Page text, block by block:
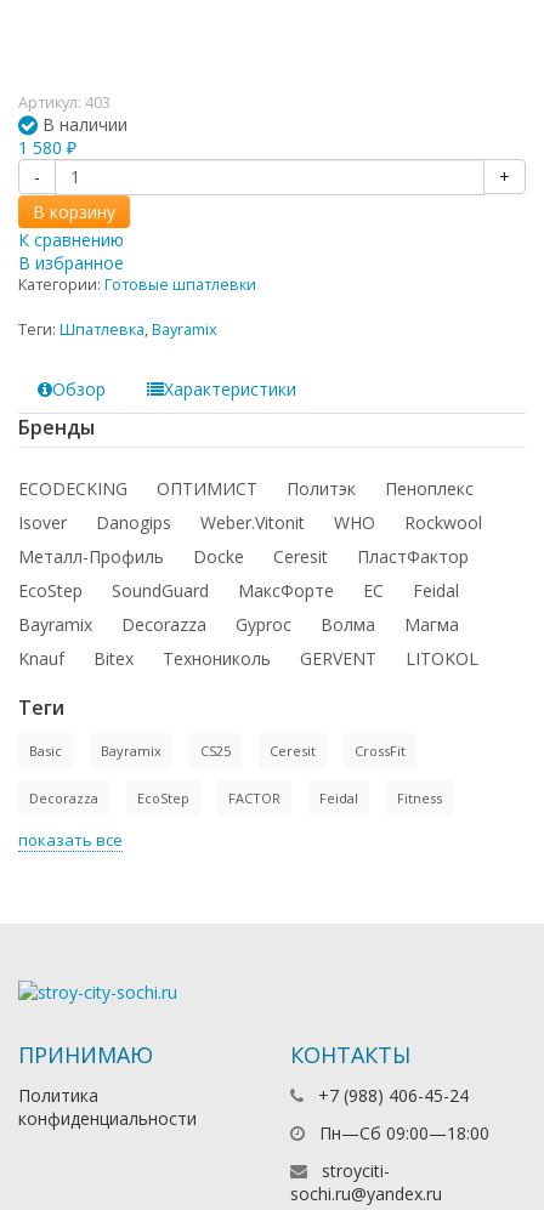
Артикул: 403
В наличии
1 580 ₽
-
+
В корзину
К сравнению
В избранное
Категории: Готовые шпатлевки
Теги: Шпатлевка,Bayramix
Обзор Характеристики
Бренды
ECODECKING ОПТИМИСТ Политэк
Пеноплекс
Isover
Danogips Weber.Vitonit WHO
Rockwool
Металл-Профиль
Docke Ceresit
ПластФактор
EcoStep
SoundGuard МаксФорте ЕС
Feidal
Bayramix
Decorazza Gyproc Волма
Магма
Knauf
Bitex Технониколь GERVENT LITOKOL
Теги
Basic Bayramix CS25 Ceresit CrossFit
Decorazza EcoStep FACTOR Feidal Fitness
показать все
ПРИНИМАЮ
Политика
конфиденциальности
КОНТАКТЫ
+7 (988) 406-45-24
Пн—Сб 09:00—18:00
stroyciti-
sochi.ru@yandex.ru